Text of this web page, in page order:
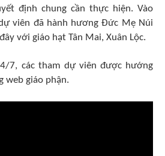
định chung cần thực hiện. Vào
viên đã hành hương Đức Mẹ Núi
với giáo hạt Tân Mai, Xuân Lộc.
7, các tham dự viên được hướng
web giáo phận.